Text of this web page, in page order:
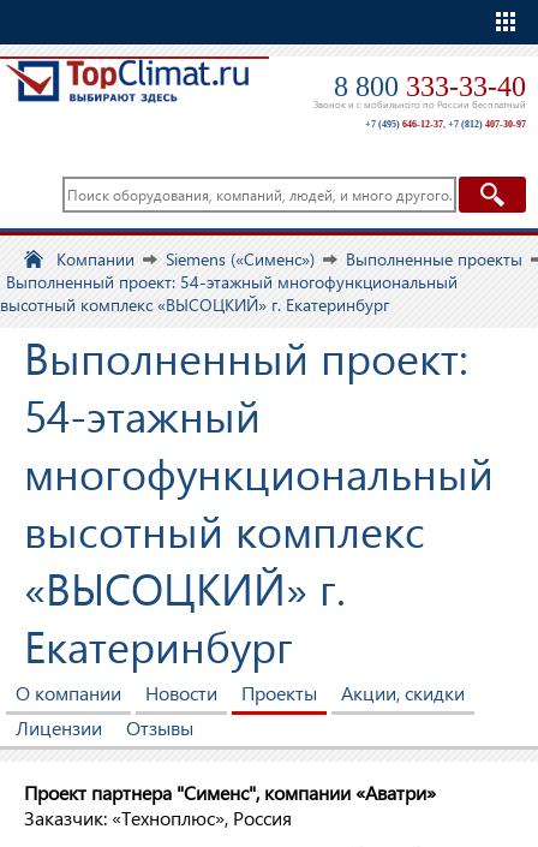
8 800 333-33-40
Звонок и с мобильного по России бесплатный
+7 (495) 646-12-37, +7 (812) 407-30-97
Компании Siemens («Сименс»)
Выполненные проекты
Выполненный проект: 54-этажный многофункциональный
высотный комплекс «ВЫСОЦКИЙ» г. Екатеринбург
Выполненный проект:
54-этажный
многофункциональный
высотный комплекс
«ВЫСОЦКИЙ» г.
Екатеринбург
О компании Новости Проекты
Акции, скидки
Лицензии
Отзывы
Проект партнера "Сименс", компании «Аватри»
Заказчик: «Техноплюс», Россия